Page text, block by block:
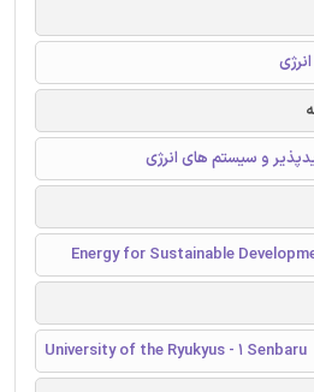
و سیستم های انرژی
University of the Ryukyus - 1 Senbaru